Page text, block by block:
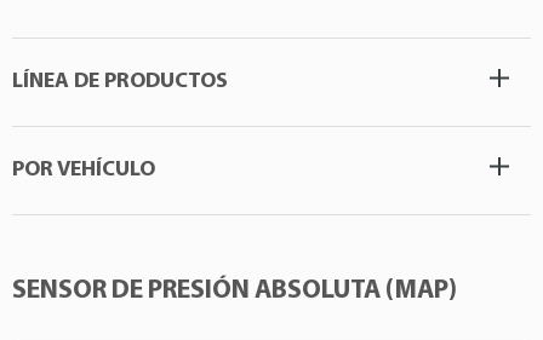
LÍNEA DE PRODUCTOS
POR VEHÍCULO
SENSOR DE PRESIÓN ABSOLUTA (MAP)